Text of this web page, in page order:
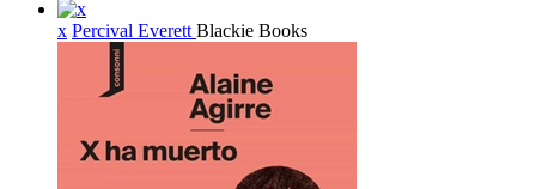
x Percival Everett Blackie Books